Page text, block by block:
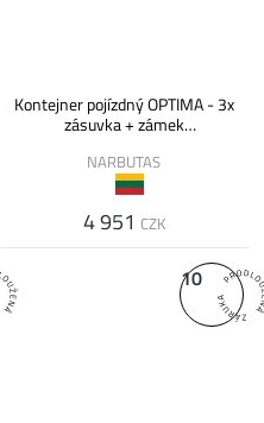
Kontejner pojízdný OPTIMA - 3x
zásuvka + zámek
NARBUTAS
4 951 CZK
10